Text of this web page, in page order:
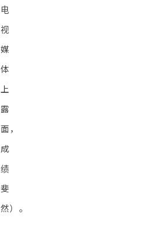
电
视
媒
体
上
露
面，
成
绩
斐
然）。